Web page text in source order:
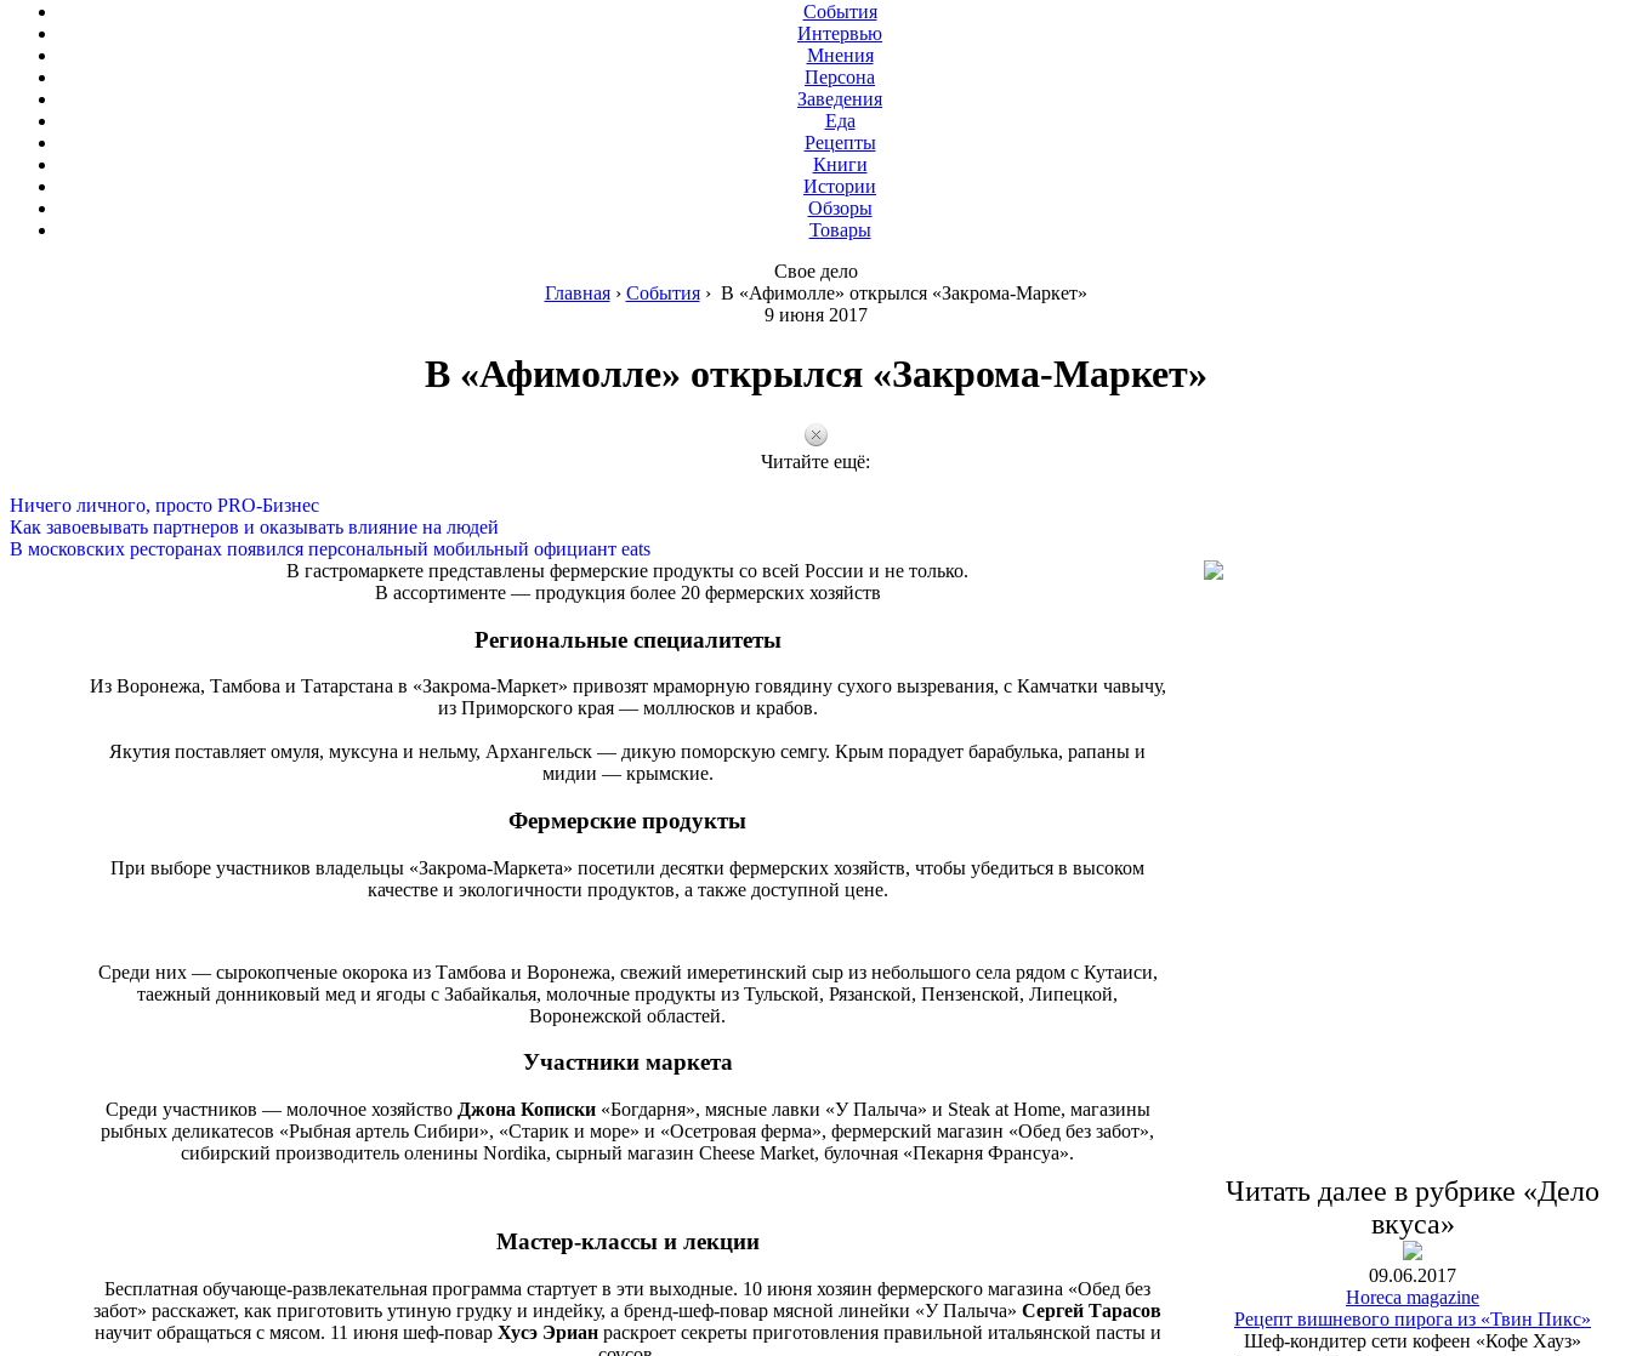
События
Интервью
Мнения
Персона
Заведения
Еда
Рецепты
Книги
Истории
Обзоры
Товары
Свое дело
Главная› События› В «Афимолле» открылся «Закрома-Маркет»
9 июня 2017
В «Афимолле» открылся «Закрома-Маркет»
Читайте ещё:
Ничего личного, просто PRO-Бизнес
Как завоевывать партнеров и оказывать влияние на людей
В московских ресторанах появился персональный мобильный официант eats
В гастромаркете представлены фермерские продукты со всей России и не только.
В ассортименте ― продукция более 20 фермерских хозяйств
Региональные специалитеты
Из Воронежа, Тамбова и Татарстана в «Закрома-Маркет» привозят мраморную говядину сухого вызревания, с Камчатки чавычу,
из Приморского края ― моллюсков и крабов.
Якутия поставляет омуля, муксуна и нельму, Архангельск ― дикую поморскую семгу. Крым порадует барабулька, рапаны и
мидии ― крымские.
Фермерские продукты
При выборе участников владельцы «Закрома-Маркета» посетили десятки фермерских хозяйств, чтобы убедиться в высоком
качестве и экологичности продуктов, а также доступной цене.
Среди них ― сырокопченые окорока из Тамбова и Воронежа, свежий имеретинский сыр из небольшого села рядом с Кутаиси,
таежный донниковый мед и ягоды с Забайкалья, молочные продукты из Тульской, Рязанской, Пензенской, Липецкой,
Воронежской областей.
Участники маркета
Среди участников ― молочное хозяйство Джона Кописки«Богдарня», мясные лавки «У Палыча» и Steak at Home, магазины
рыбных деликатесов «Рыбная артель Сибири», «Старик и море» и «Осетровая ферма», фермерский магазин «Обед без забот»,
сибирский производитель оленины Nordika, сырный магазин Cheese Market, булочная «Пекарня Франсуа».
Мастер-классы и лекции
Бесплатная обучающе-развлекательная программа стартует в эти выходные. 10 июня хозяин фермерского магазина «Обед без
забот» расскажет, как приготовить утиную грудку и индейку, а бренд-шеф-повар мясной линейки «У Палыча» Сергей Тарасов
научит обращаться с мясом. 11 июня шеф-повар Хусэ Эрианраскроет секреты приготовления правильной итальянской пасты и
Читать далее в рубрике «Дело
вкуса»
09.06.2017
Horeca magazine
Рецепт вишневого пирога из «Твин Пикс»
Шеф-кондитер сети кофеен «Кофе Хауз»